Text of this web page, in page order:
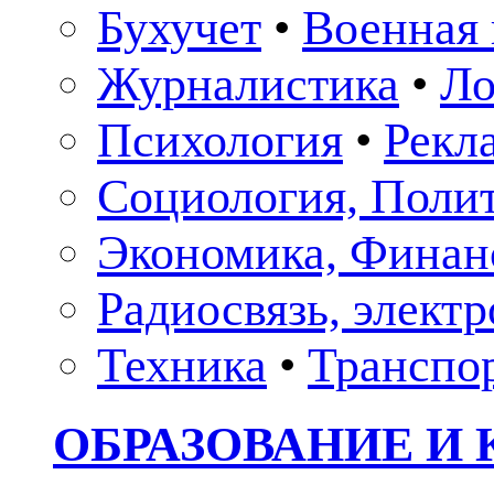
Бухучет • Военная
Журналистика •
Психология •
Социология,
Экономика,
Радиосвязь,
Техника •
ОБРАЗОВАНИЕ И